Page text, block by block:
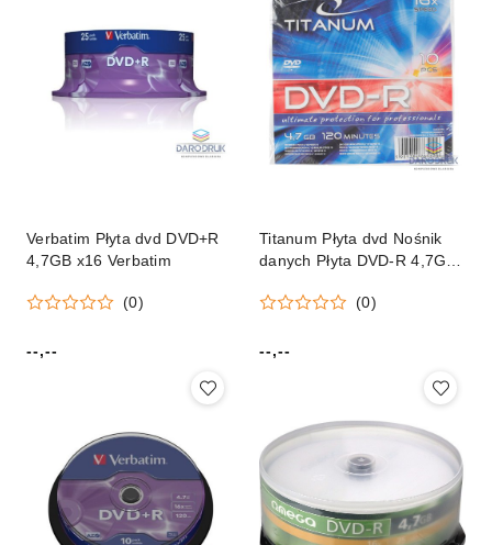
Verbatim Płyta dvd DVD+R
4,7GB x16 Verbatim
(0)
Cena:
--,--
Titanum Płyta dvd Nośnik
danych Płyta DVD-R 4,7GB
10)
(0)
Cena:
--,--